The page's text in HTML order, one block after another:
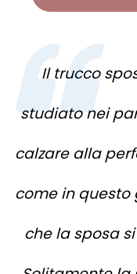
Il trucco
studiato nei
calzare alla
come in questo
che la sposa